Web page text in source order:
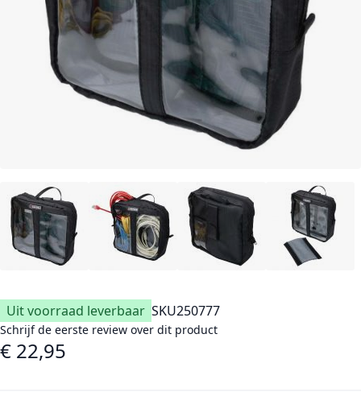
Uit voorraad leverbaar SKU250777
Schrijf de eerste review over dit product
€ 22,95